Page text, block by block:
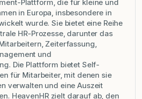
Plattform, die für kleine und
in Europa, insbesondere in
wurde. Sie bietet eine Reihe
HR-Prozesse, darunter das
Zeiterfassung,
und
Die Plattform bietet Self-
für Mitarbeiter, mit denen sie
verwalten und eine Auszeit
HeavenHR zielt darauf ab, den